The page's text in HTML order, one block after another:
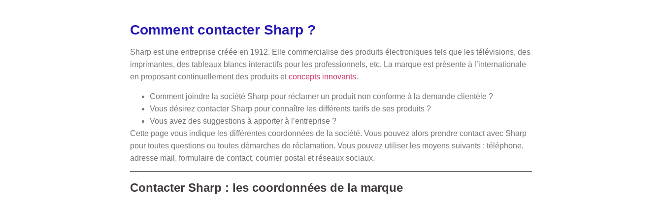
Comment contacter Sharp ?
Sharp est une entreprise créée en 1912. Elle commercialise des produits électroniques tels que les télévisions, des
imprimantes, des tableaux blancs interactifs pour les professionnels, etc. La marque est présente à l’internationale
en proposant continuellement des produits etconcepts innovants.
Comment joindre la société Sharp pour réclamer un produit non conforme à la demande clientèle ?
Vous désirez contacter Sharp pour connaître les différents tarifs de ses produits ?
Vous avez des suggestions à apporter à l’entreprise ?
Cette page vous indique les différentes coordonnées de la société. Vous pouvez alors prendre contact avec Sharp
pour toutes questions ou toutes démarches de réclamation. Vous pouvez utiliser les moyens suivants : téléphone,
adresse mail, formulaire de contact, courrier postal et réseaux sociaux.
Contacter Sharp : les coordonnées de la marque